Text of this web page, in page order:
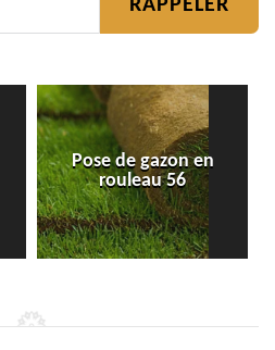
Pose de gazon en
rouleau 56